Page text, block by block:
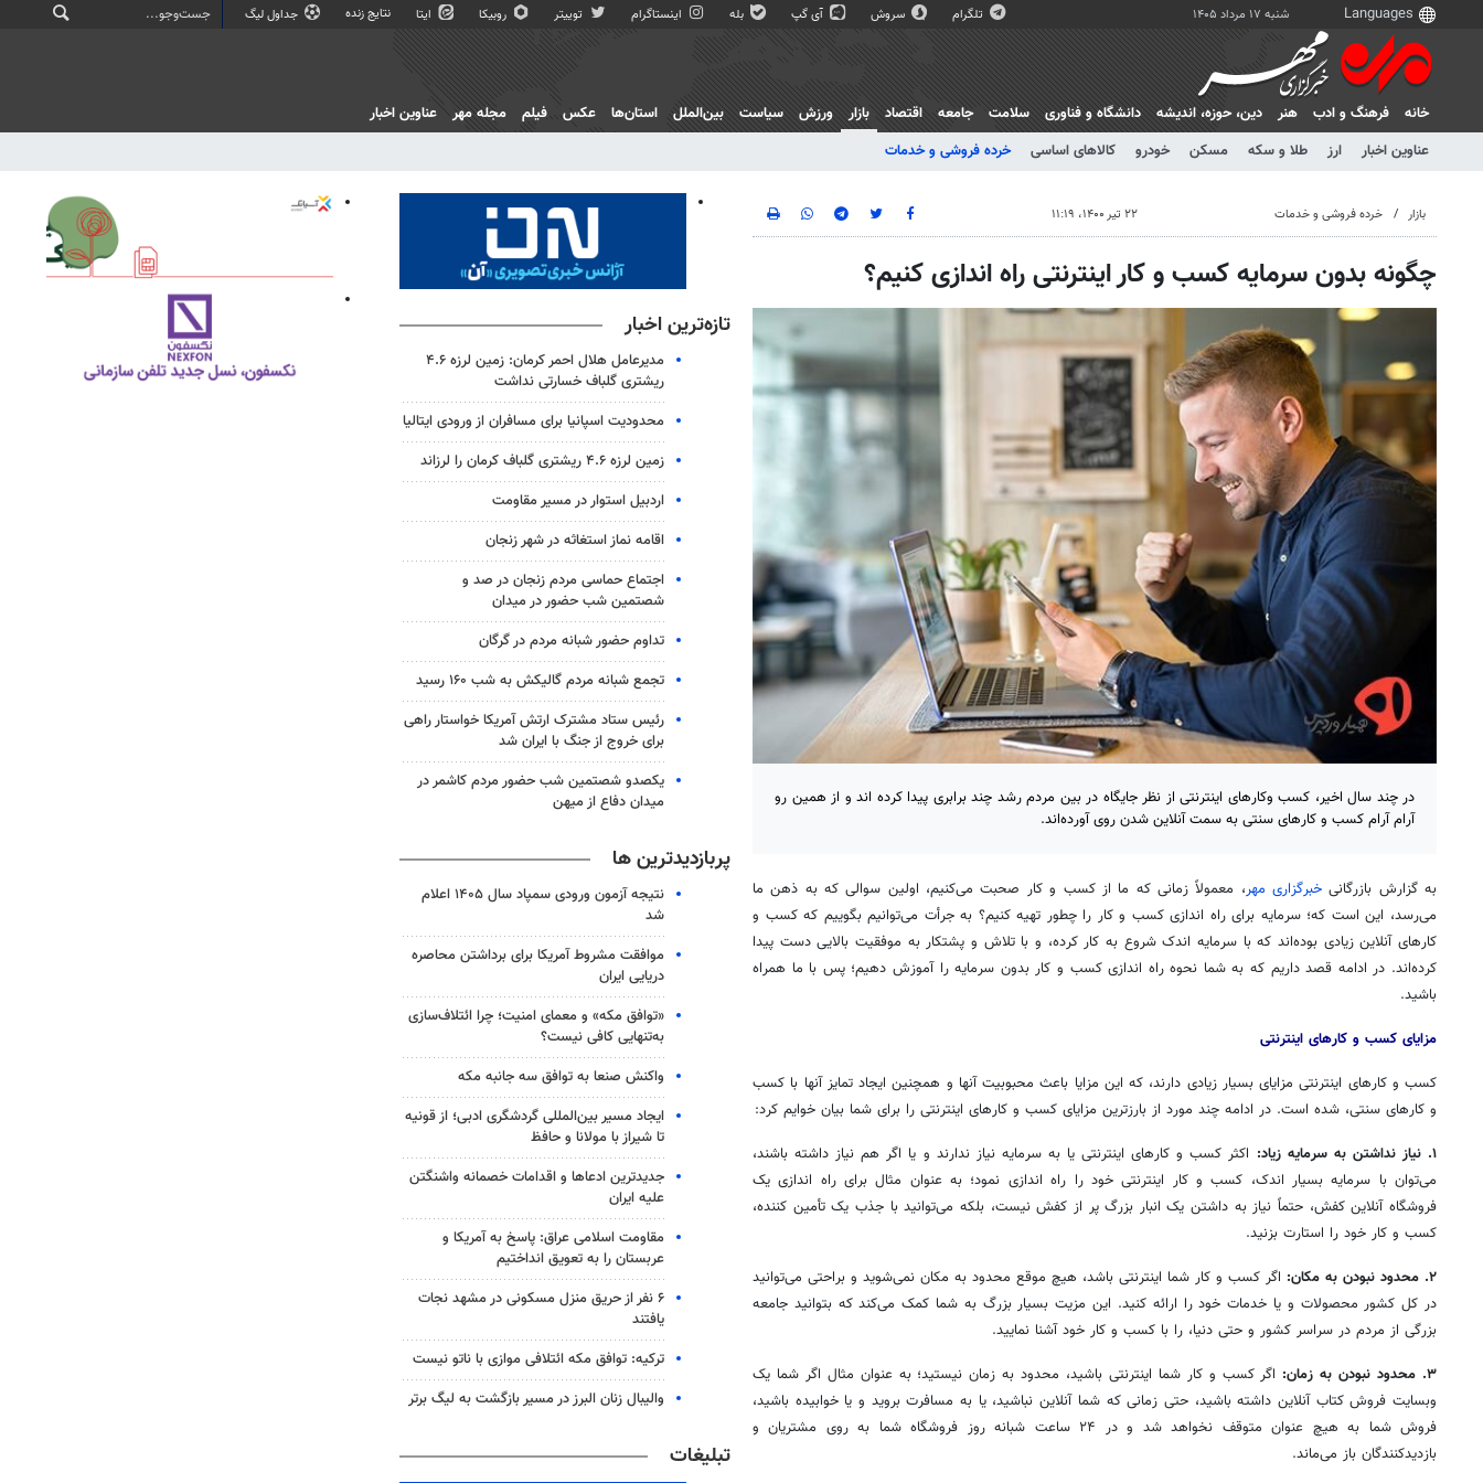
شنبه ۱۷ مرداد ۱۴۰۵ تلگرام سروش آی گپ بله اینستاگرام توییتر روبیکا ایتا نتایج زنده جداول لیگ
خانه فرهنگ و ادب هنر دين، حوزه، انديشه دانشگاه و فناوری سلامت جامعه اقتصاد
بازار
عناوین اخبار
ارز طلا و سکه مسکن خودرو کالاهای اساسی خرده فروشی و خدمات
ورزش سیاست بین‌الملل استان‌ها عکس فیلم مجله مهر عناوین اخبار
بازار خرده فروشی و خدمات ۲۲ تیر ۱۴۰۰، ۱۱:۱۹
چگونه بدون سرمایه کسب و کار اینترنتی راه اندازی کنیم؟
در چند سال اخیر، کسب وکارهای اینترنتی از نظر جایگاه در بین مردم رشد چند برابری پیدا کرده اند و از همین رو
آرام آرام کسب و کارهای سنتی به سمت آنلاین شدن روی آورده‌اند.
به گزارش بازرگانی خبرگزاری مهر، معمولاً زمانی که ما از کسب و کار صحبت می‌کنیم، اولین سوالی که به ذهن ما
می‌رسد، این است که؛ سرمایه برای راه اندازی کسب و کار را چطور تهیه کنیم؟ بهجرأت می‌توانیم بگوییم که کسب و
کارهای آنلاین زیادی بوده‌اند که با سرمایه اندک شروع به کار کرده‌، و با تلاش و پشتکار به موفقیت بالایی دست پیدا
کرده‌اند. در ادامه قصد داریم که به شما نحوه راه اندازی کسب و کار بدون سرمایه را آموزش دهیم؛ پس با ما همراه
باشید.
مزایای کسب و کارهای اینترنتی
کسب و کارهای اینترنتی مزایای بسیار زیادی دارند، که این مزایا باعث محبوبیت آنها و همچنین ایجاد تمایز آنها با کسب
و کارهای سنتی، شده است. در ادامه چند مورد از بارزترین مزایای کسب و کارهای اینترنتی را برای شما بیان خوایم کرد:
۱. نیاز نداشتن به سرمایه زیاد:
اکثر کسب و کارهای اینترنتی یا به سرمایه نیاز ندارند و یا اگر هم نیاز داشته باشند،
می‌توان با سرمایه بسیار اندک، کسب و کار اینترنتی خود را راه اندازی نمود؛ به عنوان مثال برای راه اندازی یک
فروشگاه آنلاین کفش، حتماً نیاز به داشتن یک انبار بزرگ پر از کفش نیست، بلکه می‌توانید با جذب یکتأمین کننده،
کسب و کار خود را استارت بزنید.
۲. محدود نبودن به مکان:
اگر کسب و کار شما اینترنتی باشد، هیچ موقع محدود به مکان نمی‌شوید و براحتی می‌توانید
در کل کشور محصولات و یا خدمات خود را ارائه کنید. این مزیت بسیار بزرگ به شما کمک می‌کند که بتوانید جامعه
بزرگی از مردم در سراسر کشور و حتی دنیا، را با کسب و کار خود آشنا نمایید.
۳. محدود نبودن به زمان:
اگر کسب و کار شما اینترنتی باشید، محدود به زمان نیستید؛ به عنوان مثال اگر شما یک
وبسایت فروش کتاب آنلاین داشته باشید، حتی زمانی که شما آنلاین نباشید، یا به مسافرت بروید و یا خوابیده باشید،
فروش شما به هیچ عنوان متوقف نخواهد شد و در ۲۴ ساعت شبانه روز فروشگاه شما به روی مشتریان و
بازدیدکنندگان باز می‌ماند.
تازه‌ترین اخبار
مدیرعامل هلال احمر کرمان: زمین لرزه ۴.۶
ریشتری گلباف خسارتی نداشت
محدودیت اسپانیا برای مسافران از ورودی ایتالیا
زمین لرزه ۴.۶ ریشتری گلباف کرمان را لرزاند
اردبیل استوار در مسیر مقاومت
اقامه نماز استغاثه در شهر زنجان
اجتماع حماسی مردم زنجان در صد و
شصتمین شب حضور در میدان
تداوم حضور شبانه مردم در گرگان
تجمع شبانه مردم گالیکش به شب ۱۶۰ رسید
رئیس ستاد مشترک ارتش آمریکا خواستار راهی
برای خروج از جنگ با ایران شد
یکصدو شصتمین شب حضور مردم کاشمر در
میدان دفاع از میهن
پربازدیدترین ها
نتیجه آزمون ورودی سمپاد سال ۱۴۰۵ اعلام
شد
موافقت مشروط آمریکا برای برداشتن محاصره
دریایی ایران
«توافق مکه» و معمای امنیت؛ چرا ائتلاف‌سازی
به‌تنهایی کافی نیست؟
واکنش صنعا به توافق سه جانبه مکه
ایجاد مسیر بین‌المللی گردشگری ادبی؛ از قونیه
تا شیراز با مولانا و حافظ
جدیدترین ادعاها و اقدامات خصمانه واشنگتن
علیه ایران
مقاومت اسلامی عراق: پاسخ به آمریکا و
عربستان را به تعویق انداختیم
۶ نفر از حریق منزل مسکونی در مشهد نجات
یافتند
ترکیه: توافق مکه ائتلافی موازی با ناتو نیست
والیبال زنان البرز در مسیر بازگشت به لیگ برتر
تبلیغات